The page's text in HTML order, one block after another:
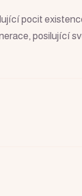
pocit
posilující